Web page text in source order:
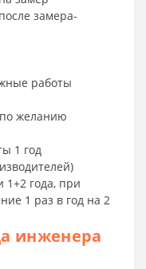
замера-
работы
желанию
1 год
1+2 года, при
1 раз в год на 2
инженера